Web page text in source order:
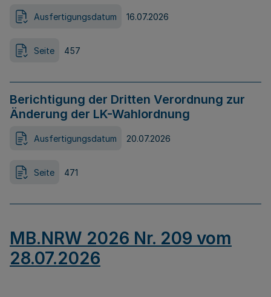
Ausfertigungsdatum 16.07.2026
Seite 457
Berichtigung der Dritten Verordnung zur
Änderung der LK-Wahlordnung
Ausfertigungsdatum 20.07.2026
Seite 471
MB.NRW 2026 Nr. 209 vom
28.07.2026